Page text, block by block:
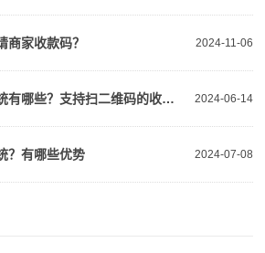
2024-11-06
商家收款码？
2024-06-14
支持扫码枪的收款系统有哪些？支持扫二维码的收银系统
2024-07-08
？有哪些优势